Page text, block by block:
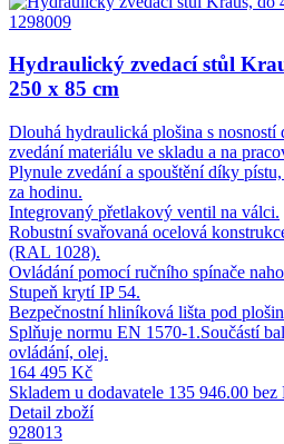
1298009
Hydraulický zvedací stůl
250 x 85 cm
Dlouhá hydraulická plošina s
zvedání materiálu ve skladu a na
Plynule zvedání a spouštění díky
za hodinu.
Integrovaný přetlakový ventil na válci.
Robustní svařovaná ocelová
(RAL 1028).
Ovládání pomocí ručního spínače
Stupeň krytí IP 54.
Bezpečnostní hliníková lišta pod
Splňuje normu EN 1570-1.Součástí
ovládání, olej.
164 495 Kč
Skladem u dodavatele 135 946.00 bez
Detail zboží
928013